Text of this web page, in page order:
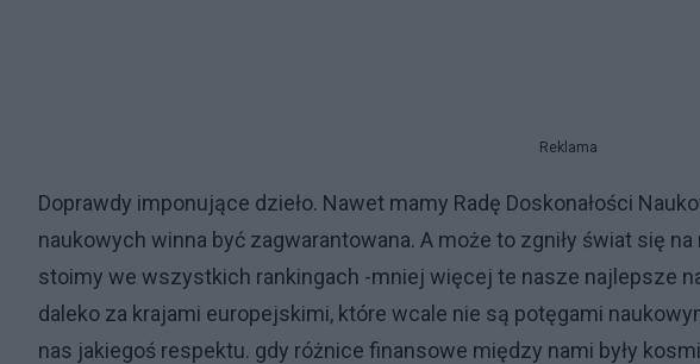
Reklama
Doprawdy imponujące dzieło. Nawet mamy Radę Doskonałości
naukowych winna być zagwarantowana. A może to zgniły świat się
stoimy we wszystkich rankingach -mniej więcej te nasze najlepsze
daleko za krajami europejskimi, które wcale nie są potęgami
nas jakiegoś respektu. gdy różnice finansowe między nami były